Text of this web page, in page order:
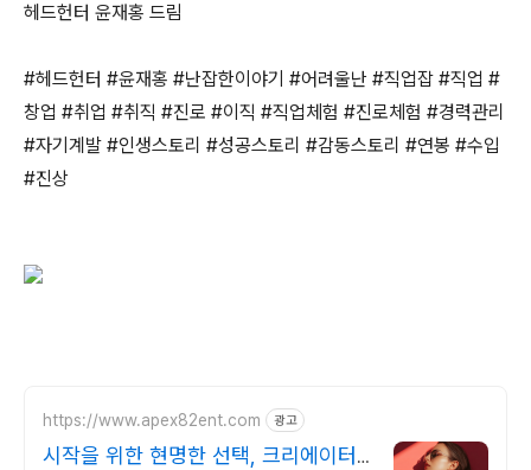
헤드헌터 윤재홍 드림
#헤드헌터 #윤재홍 #난잡한이야기 #어려울난 #직업잡 #직업 #
창업 #취업 #취직 #진로 #이직 #직업체험 #진로체험 #경력관리
#자기계발 #인생스토리 #성공스토리 #감동스토리 #연봉 #수입
#진상
https://www.apex82ent.com 광고
시작을 위한 현명한 선택, 크리에이터,